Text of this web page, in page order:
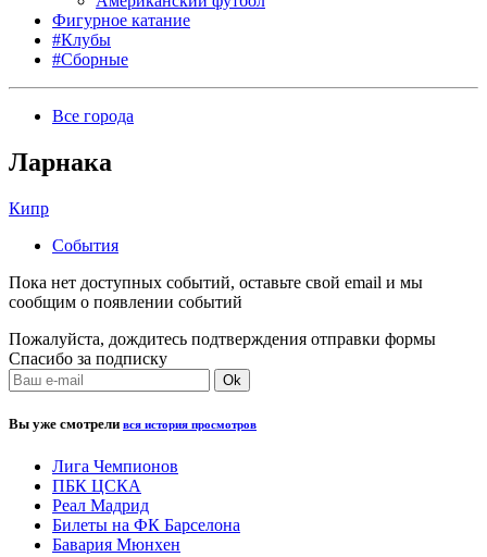
Фигурное катание
#Клубы
#Сборные
Все города
Ларнака
Кипр
События
Пока нет доступных событий, оставьте свой email и мы
сообщим о появлении событий
Пожалуйста, дождитесь подтверждения отправки формы
Спасибо за подписку
Вы уже смотрели вся история просмотров
Лига Чемпионов
ПБК ЦСКА
Реал Мадрид
Билеты на ФК Барселона
Бавария Мюнхен